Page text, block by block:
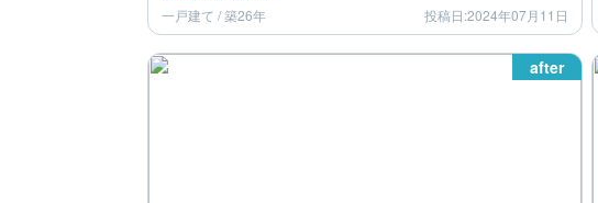
一戸建て / 築26年 投稿日:2024年07月11日
after